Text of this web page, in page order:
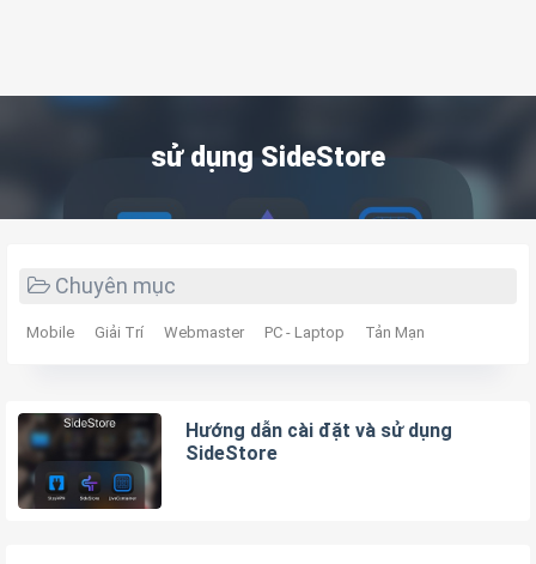
sử dụng SideStore
Chuyên mục
Mobile Giải Trí Webmaster PC - Laptop Tản Mạn
Hướng dẫn cài đặt và sử dụng
SideStore